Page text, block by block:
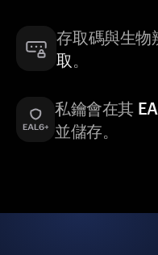
存取碼與生物
取 。
私鑰會在其
並儲存。